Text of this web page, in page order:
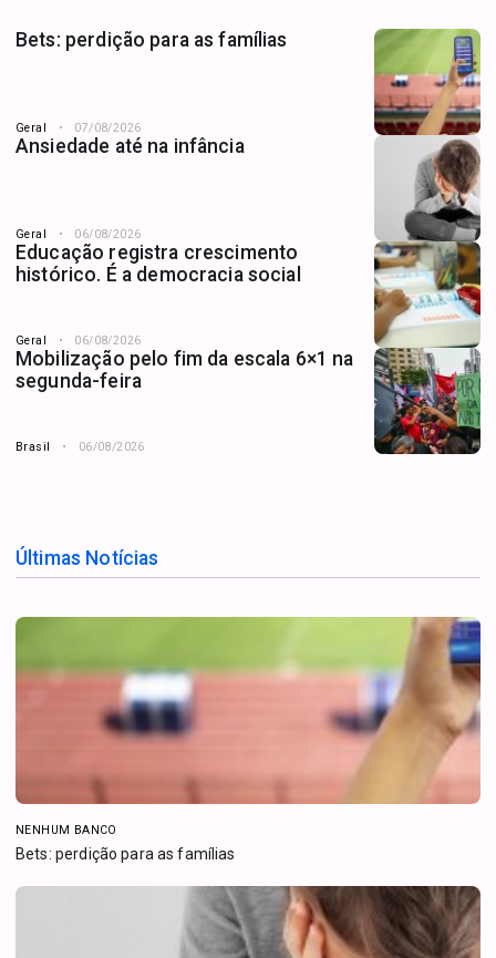
Bets: perdição para as famílias
Geral 07/08/2026
Ansiedade até na infância
Geral 06/08/2026
Educação registra crescimento
histórico. É a democracia social
Geral 06/08/2026
Mobilização pelo fim da escala 6×1 na
segunda-feira
Brasil 06/08/2026
Últimas Notícias
NENHUM BANCO
Bets: perdição para as famílias